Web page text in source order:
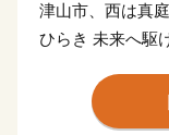
津山市、西は真
ひらき 未来へ駆
地域となってお
しています。鏡